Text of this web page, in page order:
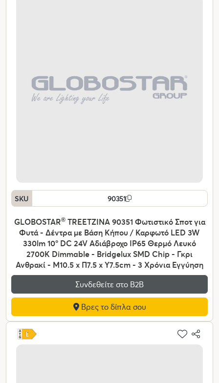
SKU 90351
GLOBOSTAR®TREETZINA 90351 Φωτιστικό Σποτ για
Φυτά - Δέντρα με Βάση Κήπου / Καρφωτό LED 3W
330lm 10° DC 24V Αδιάβροχο IP65 Θερμό Λευκό
2700K Dimmable - Bridgelux SMD Chip - Γκρι
Ανθρακί - Μ10.5 x Π7.5 x Υ7.5cm - 3 Χρόνια Εγγύηση
Συνδεθείτε στο Β2Β
Βρες το δίπλα σου